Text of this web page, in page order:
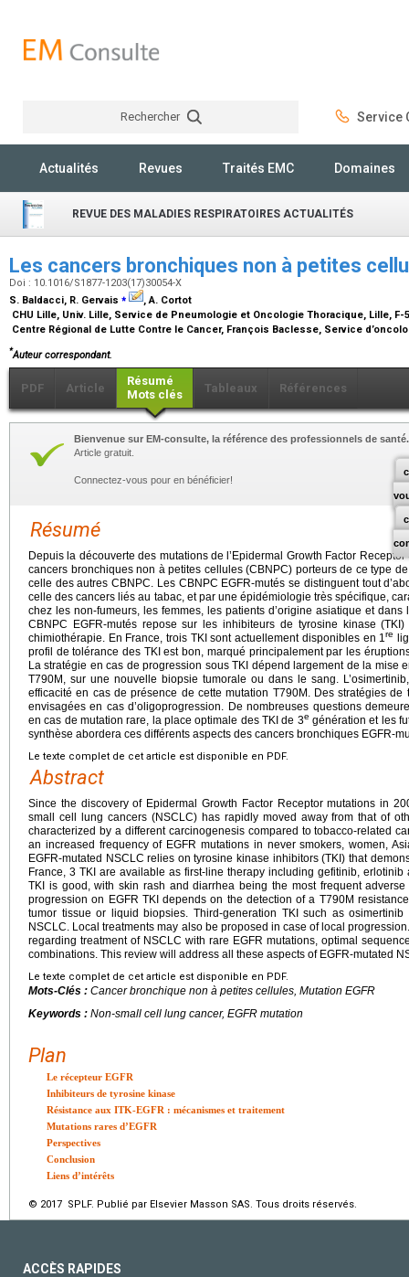
Rechercher Service
Actualités Revues Traités EMC Domaines
REVUE DES MALADIES RESPIRATOIRES ACTUALITÉS
Les cancers bronchiques non à petites
Doi : 10.1016/S1877-1203(17)30054-X
S. Baldacci, R. Gervais ⁎
, A. Cortot
CHU Lille, Univ. Lille, Service de Pneumologie et Oncologie Thoracique, Lille, F-
Centre Régional de Lutte Contre le Cancer, François Baclesse, Service
*Auteur correspondant.
PDF Article
Résumé
Mots clés
Tableaux Références
Bienvenue sur EM-consulte, la référence des professionnels de santé.
Article gratuit.
Connectez-vous pour en bénéficier!
Résumé
Depuis la découverte des mutations de l’Epidermal Growth Factor
cancers bronchiques non à petites cellules (CBNPC) porteurs de ce type
celle des autres CBNPC. Les CBNPC EGFR-mutés se distinguent tout
celle des cancers liés au tabac, et par une épidémiologie très spécifique,
chez les non-fumeurs, les femmes, les patients d’origine asiatique et
CBNPC EGFR-mutés repose sur les inhibiteurs de tyrosine kinase
chimiothérapie. En France, trois TKI sont actuellement disponibles en 1re
profil de tolérance des TKI est bon, marqué principalement par les
La stratégie en cas de progression sous TKI dépend largement de la mise
T790M, sur une nouvelle biopsie tumorale ou dans le sang.
efficacité en cas de présence de cette mutation T790M. Des stratégies
envisagées en cas d’oligoprogression. De nombreuses questions
en cas de mutation rare, la place optimale des TKI de 3e génération et les
synthèse abordera ces différents aspects des cancers bronchiques EGFR-
Le texte complet de cet article est disponible en PDF.
Abstract
Since the discovery of Epidermal Growth Factor Receptor mutations in
small cell lung cancers (NSCLC) has rapidly moved away from that of
characterized by a different carcinogenesis compared to tobacco-related
an increased frequency of EGFR mutations in never smokers, women,
EGFR-mutated NSCLC relies on tyrosine kinase inhibitors (TKI) that
France, 3 TKI are available as first-line therapy including gefitinib,
TKI is good, with skin rash and diarrhea being the most frequent
progression on EGFR TKI depends on the detection of a T790M
tumor tissue or liquid biopsies. Third-generation TKI such as
NSCLC. Local treatments may also be proposed in case of local
regarding treatment of NSCLC with rare EGFR mutations, optimal
combinations. This review will address all these aspects of EGFR-mutated
Le texte complet de cet article est disponible en PDF.
Mots-Clés : Cancer bronchique non à petites cellules, Mutation EGFR
Keywords : Non-small cell lung cancer, EGFR mutation
Plan
Le récepteur EGFR
Inhibiteurs de tyrosine kinase
Résistance aux ITK-EGFR : mécanismes et traitement
Mutations rares d’EGFR
Perspectives
Conclusion
Liens d’intérêts
© 2017 SPLF. Publié par Elsevier Masson SAS. Tous droits réservés.
ACCÈS RAPIDES